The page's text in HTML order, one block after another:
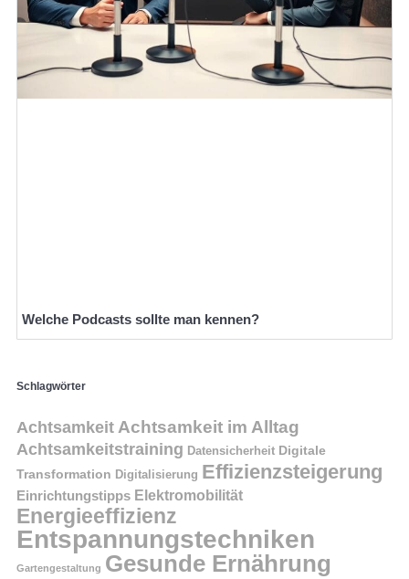
Welche Podcasts sollte man kennen?
Schlagwörter
Achtsamkeit Achtsamkeit im Alltag
Achtsamkeitstraining Datensicherheit Digitale
Transformation Digitalisierung Effizienzsteigerung
Einrichtungstipps Elektromobilität
Energieeffizienz
Entspannungstechniken
Gartengestaltung Gesunde Ernährung